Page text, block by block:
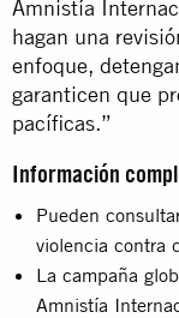
Amnistía
hagan una
enfoque,
garanticen que
pacíficas.”
Información
Pueden
violencia contra
La campaña
Amnistía